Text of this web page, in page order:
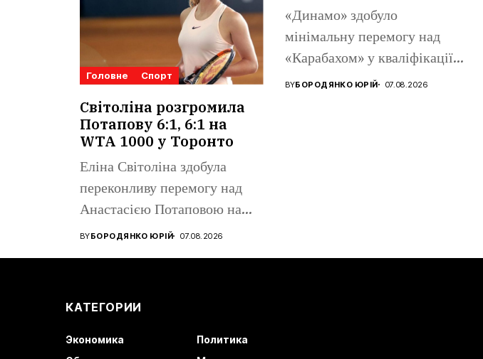
Головне Спорт
Світоліна розгромила
Потапову 6:1, 6:1 на
WTA 1000 у Торонто
Еліна Світоліна здобула
переконливу перемогу над
Анастасією Потаповою на
турнірі WTA 1000...
BYБОРОДЯНКО ЮРІЙ 07.08.2026
«Динамо» здобуло
мінімальну перемогу над
«Карабахом» у кваліфікації
Ліги конференцій. Матвій
BYБОРОДЯНКО ЮРІЙ 07.08.2026
КАТЕГОРИИ
Экономика
Политика